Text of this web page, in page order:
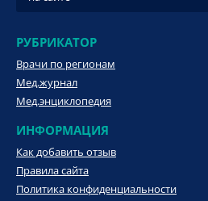
РУБРИКАТОР
Врачи по регионам
Мед.журнал
Мед.энциклопедия
ИНФОРМАЦИЯ
Как добавить отзыв
Правила сайта
Политика конфиденциальности